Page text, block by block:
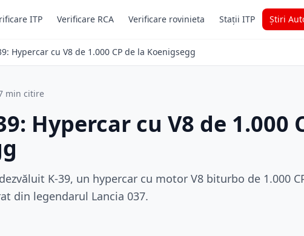
ITP Verificare RCA Verificare rovinieta Stații ITP Știri
Hypercar cu V8 de 1.000 CP de la Koenigsegg
min citire
Hypercar cu V8 de 1.000
K-39, un hypercar cu motor V8 biturbo de 1.000
din legendarul Lancia 037.